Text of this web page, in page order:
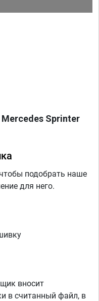
Mercedes Sprinter
подобрать наше
для него.
вносит
в считанный файл, в